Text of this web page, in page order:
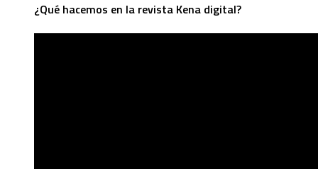
¿Qué hacemos en la revista Kena digital?